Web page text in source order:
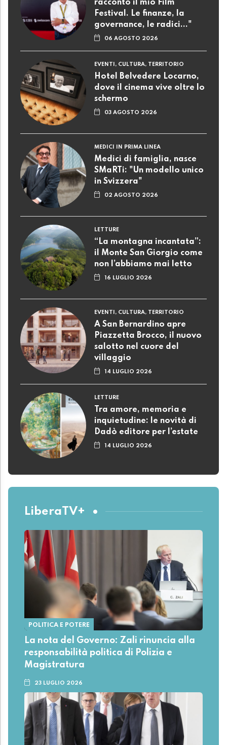
racconto il mio Film
Festival. Le finanze, la
governance, le radici..."
06 AGOSTO 2026
EVENTI, CULTURA, TERRITORIO
Hotel Belvedere Locarno,
dove il cinema vive oltre lo
schermo
03 AGOSTO 2026
MEDICI IN PRIMA LINEA
Medici di famiglia, nasce
SMaRTi: "Un modello unico
in Svizzera"
02 AGOSTO 2026
LETTURE
“La montagna incantata”:
il Monte San Giorgio come
non l’abbiamo mai letto
16 LUGLIO 2026
EVENTI, CULTURA, TERRITORIO
A San Bernardino apre
Piazzetta Brocco, il nuovo
salotto nel cuore del
villaggio
14 LUGLIO 2026
LETTURE
Tra amore, memoria e
inquietudine: le novità di
Dadò editore per l’estate
14 LUGLIO 2026
LiberaTV+
POLITICA E POTERE
La nota del Governo: Zali rinuncia alla
responsabilità politica di Polizia e
Magistratura
23 LUGLIO 2026